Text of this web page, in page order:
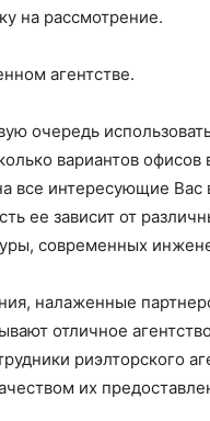
на рассмотрение.
агентстве.
очередь
вариантов
все интересующие
ее зависит от
современных
налаженные
отличное
риэлторского
их